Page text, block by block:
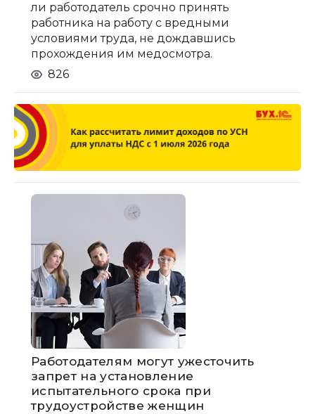
ли работодатель срочно принять
работника на работу с вредными
условиями труда, не дождавшись
прохождения им медосмотра.
826
Работодателям могут ужесточить
запрет на установление
испытательного срока при
трудоустройстве женщин